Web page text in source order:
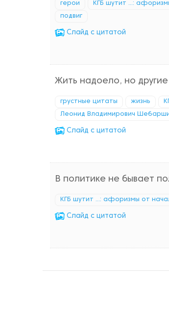
герои КГБ шутит ...:
подвиг
Cлайд с цитатой
Жить надоело, но
грустные цитаты жизнь
Леонид Владимирович
Cлайд с цитатой
В политике не бывает
КГБ шутит ...: афоризмы от
Cлайд с цитатой